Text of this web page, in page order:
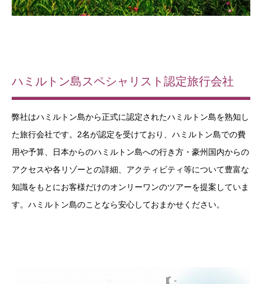
ハミルトン島スペシャリスト認定旅行会社
弊社はハミルトン島から正式に認定されたハミルトン島を熟知し
た旅行会社です。2名が認定を受けており、ハミルトン島での費
用や予算、日本からのハミルトン島への行き方・豪州国内からの
アクセスや各リゾーとの詳細、アクティビティ等について豊富な
知識をもとにお客様だけのオンリーワンのツアーを提案していま
す。ハミルトン島のことなら安心しておまかせください。